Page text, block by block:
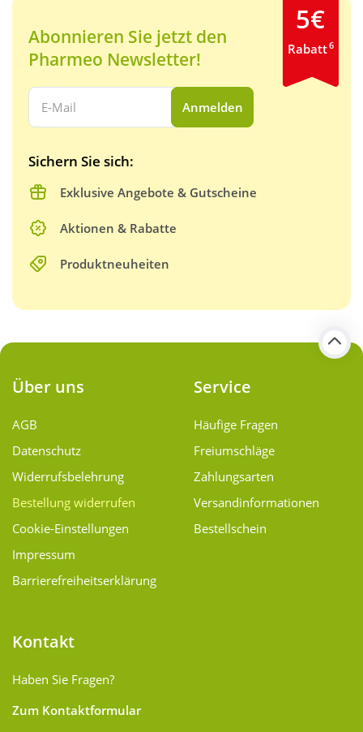
Abonnieren Sie jetzt den
Pharmeo Newsletter!
Ihre E-Mail Adresse:
Anmelden
Sichern Sie sich:
Exklusive Angebote & Gutscheine
Aktionen & Rabatte
Produktneuheiten
5€
Rabatt6
Über uns
AGB
Datenschutz
Widerrufsbelehrung
Bestellung widerrufen
Cookie-Einstellungen
Impressum
Barrierefreiheitserklärung
Service
Häufige Fragen
Freiumschläge
Zahlungsarten
Versand­informationen
Bestellschein
Kontakt
Haben Sie Fragen?
Zum Kontaktformular